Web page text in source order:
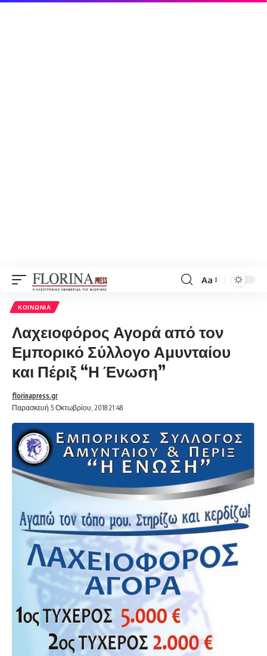
Font
Aa
ΚΟΙΝΩΝΊΑ
Λαχειοφόρος Αγορά από τον
Εμπορικό Σύλλογο Αμυνταίου
και Πέριξ “Η Ένωση”
Παρασκευή 5 Οκτωβρίου, 2018 21:48
florinapress.gr